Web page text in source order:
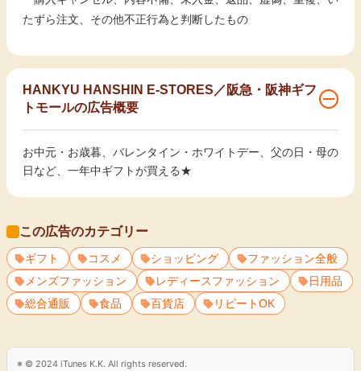
たずら注文、その他不正行為と判断したもの
HANKYU HANSHIN E-STORES／阪急・阪神ギフ
トモールの広告概要
お中元・お歳暮、バレンタイン・ホワイトデー、父の日・母の
日など、一年中ギフトが買える★
この広告のカテゴリー
ギフト コスメ ショッピング
ファッション全般
メンズファッション
レディースファッション
日用品
総合通販
食品 百貨店 リピートOK
© 2024 iTunes K.K. All rights reserved.